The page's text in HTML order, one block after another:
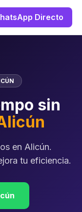
Directo
sin
en Alicún.
tu eficiencia.